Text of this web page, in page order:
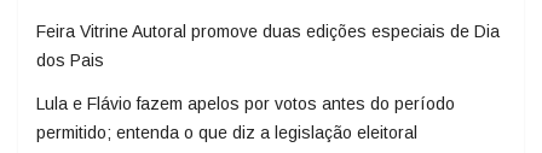
Feira Vitrine Autoral promove duas edições especiais de Dia
dos Pais
Lula e Flávio fazem apelos por votos antes do período
permitido; entenda o que diz a legislação eleitoral